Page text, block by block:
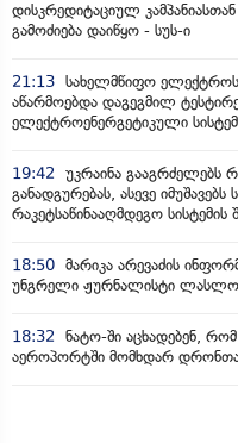
დისკრედიტაციულ
გამოძიება დაიწყო - სუს-ი
21:13 სახელმწიფო
აწარმოებდა დაგეგმილ
ელექტროენერგეტიკული
19:42 უკრაინა გააგრძელებს
განადგურებას, ასევე
რაკეტსაწინააღმდეგო
18:50 მარიკა არევაძის
უნგრელი ჟურნალისტი ლასლო
18:32 ნატო-ში აცხადებენ,
აეროპორტში მომხდარ დრონთან